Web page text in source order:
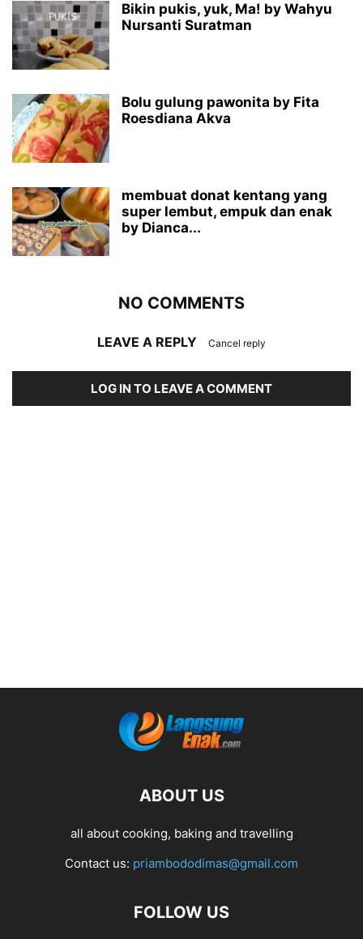
Bikin pukis, yuk, Ma! by Wahyu
Nursanti Suratman
Bolu gulung pawonita by Fita
Roesdiana Akva
membuat donat kentang yang
super lembut, empuk dan enak
by Dianca...
NO COMMENTS
LEAVE A REPLY Cancel reply
LOG IN TO LEAVE A COMMENT
ABOUT US
all about cooking, baking and travelling
Contact us: priambododimas@gmail.com
FOLLOW US